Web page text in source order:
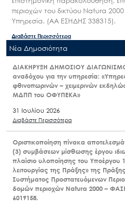
περιοχών του δικτύου Natura
Υπηρεσία. (ΑΑ ΕΣΗΔΗΣ 338315).
Διαβάστε Περισσότερα
Nέα Δημοσιότητα
ΔΙΑΚΗΡΥΞΗ ΔΗΜΟΣΙΟΥ
αναδόχου για την υπηρεσία:
φθινοπωρινών – χειμερινών
ΜΔΠΠ του ΟΦΥΠΕΚΑ»
31 Ιουλίου 2026
Διαβάστε Περισσότερα
Οριστικοποίηση πίνακα
(3) συμβάσεων μίσθωσης έργου
πλαίσιο υλοποίησης του Υποέργου
λειτουργίας της Πράξης» της
Συστήματος Προστατευόμενων
δομών περιοχών Natura 2000 –
6019158.